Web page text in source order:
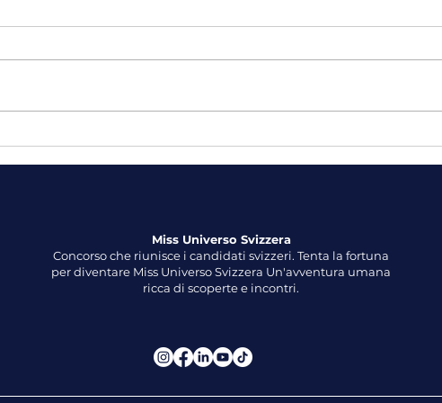
réalise
Miss Universo Svizzera
Concorso che riunisce i candidati svizzeri. Tenta la fortuna
per diventare Miss Universo Svizzera Un'avventura umana
ricca di scoperte e incontri.